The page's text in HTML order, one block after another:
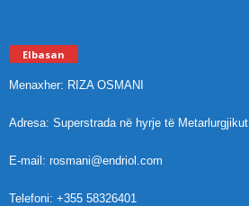
Elbasan
Menaxher: RIZA OSMANI
Adresa: Superstrada në hyrje të Metarlurgjikut
E-mail: rosmani@endriol.com
Telefoni: +355 58326401